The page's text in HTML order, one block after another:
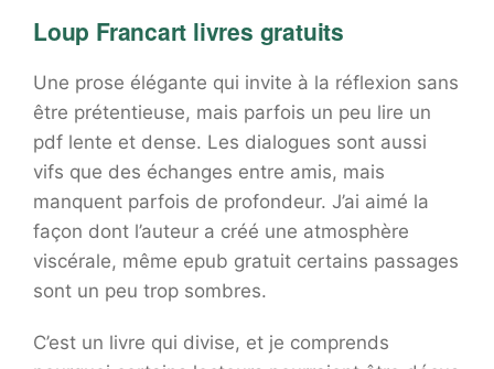
Loup Francart livres gratuits
Une prose élégante qui invite à la réflexion sans
être prétentieuse, mais parfois un peu lire un
pdf lente et dense. Les dialogues sont aussi
vifs que des échanges entre amis, mais
manquent parfois de profondeur. J’ai aimé la
façon dont l’auteur a créé une atmosphère
viscérale, même epub gratuit certains passages
sont un peu trop sombres.
C’est un livre qui divise, et je comprends